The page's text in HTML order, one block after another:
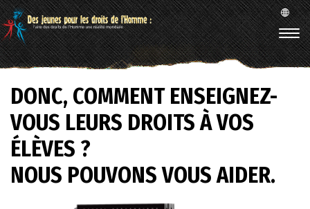
DONC, COMMENT ENSEIGNEZ-
VOUS LEURS DROITS À VOS
ÉLÈVES ?
NOUS POUVONS VOUS AIDER.